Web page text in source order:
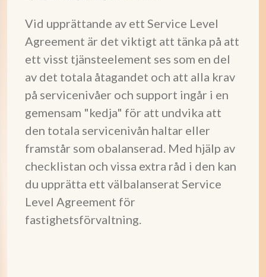
Vid upprättande av ett Service Level
Agreement är det viktigt att tänka på att
ett visst tjänsteelement ses som en del
av det totala åtagandet och att alla krav
på servicenivåer och support ingår i en
gemensam "kedja" för att undvika att
den totala servicenivån haltar eller
framstår som obalanserad. Med hjälp av
checklistan och vissa extra råd i den kan
du upprätta ett välbalanserat Service
Level Agreement för
fastighetsförvaltning.